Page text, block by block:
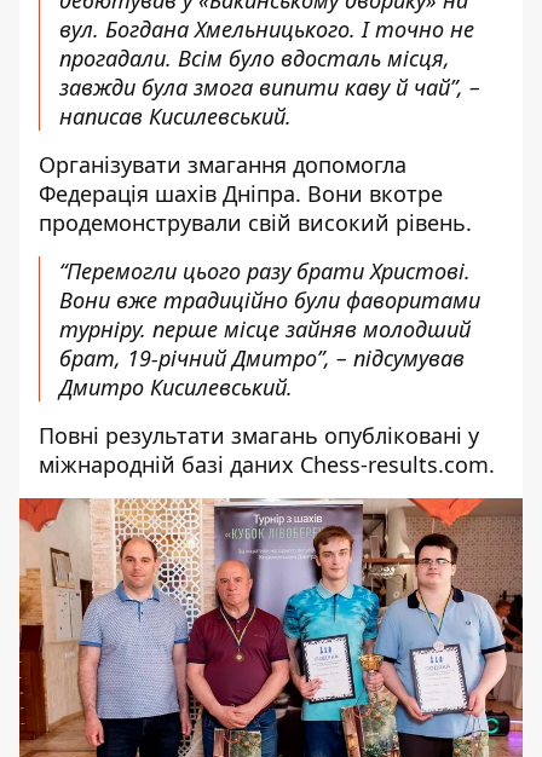
вул. Богдана Хмельницького. І точно не
прогадали. Всім було вдосталь місця,
завжди була змога випити каву й чай”, –
написав Кисилевський.
Організувати змагання допомогла
Федерація шахів Дніпра. Вони вкотре
продемонстрували свій високий рівень.
“Перемогли цього разу брати Христові.
Вони вже традиційно були фаворитами
турніру. перше місце зайняв молодший
брат, 19-річний Дмитро”, – підсумував
Дмитро Кисилевський.
Повні результати змагань опубліковані у
міжнародній базі даних Chess-results.com.